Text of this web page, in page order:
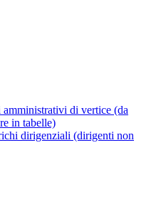
amministrativi di vertice (da
in tabelle)
dirigenziali (dirigenti non